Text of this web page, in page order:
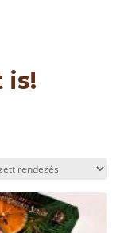
is!